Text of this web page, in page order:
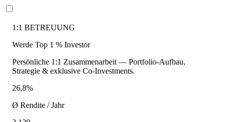
1:1 BETREUUNG
Werde Top 1 % Investor
Persönliche 1:1 Zusammenarbeit — Portfolio-Aufbau,
Strategie & exklusive Co-Investments.
26,8%
Ø Rendite / Jahr